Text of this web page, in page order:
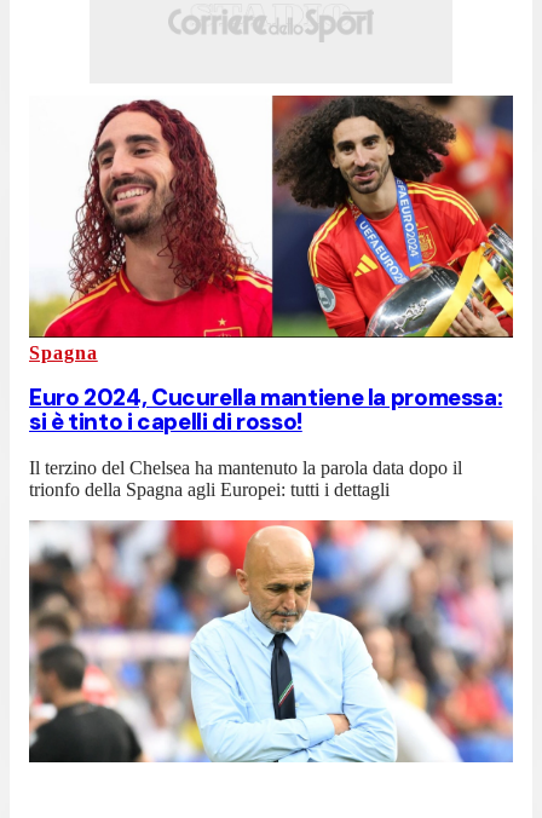
Spagna
Euro 2024, Cucurella mantiene la promessa:
si è tinto i capelli di rosso!
Il terzino del Chelsea ha mantenuto la parola data dopo il
trionfo della Spagna agli Europei: tutti i dettagli